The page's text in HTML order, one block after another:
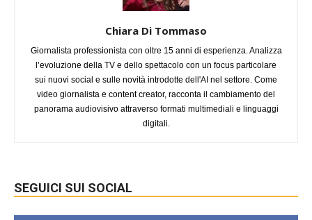
Chiara Di Tommaso
Giornalista professionista con oltre 15 anni di esperienza. Analizza
l’evoluzione della TV e dello spettacolo con un focus particolare
sui nuovi social e sulle novità introdotte dell'AI nel settore. Come
video giornalista e content creator, racconta il cambiamento del
panorama audiovisivo attraverso formati multimediali e linguaggi
digitali.
SEGUICI SUI SOCIAL